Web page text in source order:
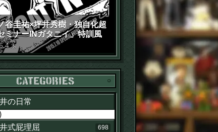
谷圭祐×坪井秀樹・独自化超
ミナーINガタニイ」特訓風
（苦笑）
.4 木
カテゴリー
の日常
式屁理屈
698